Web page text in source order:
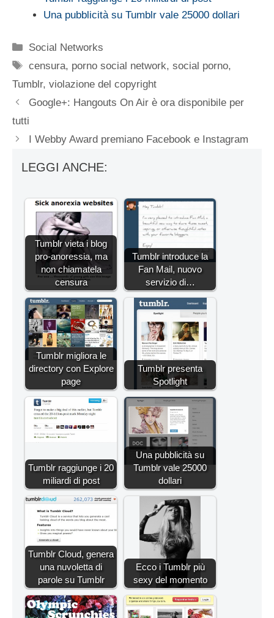
Una pubblicità su Tumblr vale 25000 dollari
Categorie
Social Networks
Tag
censura, porno social network,social porno,
Tumblr, violazione del copyright
Google+: Hangouts On Air è ora disponibile per
tutti
I Webby Award premiano Facebook e Instagram
LEGGI ANCHE:
Tumblr vieta i blog
pro-anoressia, ma
non chiamatela
censura
Tumblr introduce la
Fan Mail, nuovo
servizio di…
Tumblr migliora le
directory con Explore
page
Tumblr presenta
Spotlight
Tumblr raggiunge i 20
miliardi di post
Una pubblicità su
Tumblr vale 25000
dollari
Tumblr Cloud, genera
una nuvoletta di
parole su Tumblr
Ecco i Tumblr più
sexy del momento